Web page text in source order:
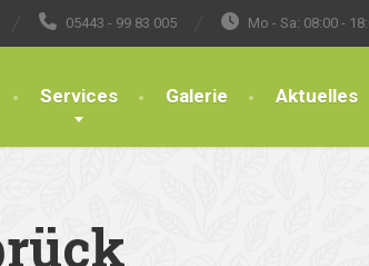
05443 - 99 83 005 Mo - Sa: 08:00 -
Services Galerie Aktuelles